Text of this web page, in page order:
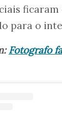
para o
Fotografo